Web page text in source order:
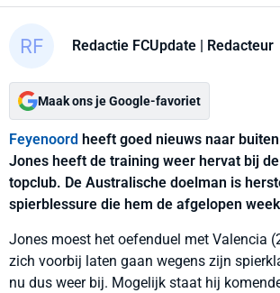
Redactie FCUpdate | Redacteur
Maak ons je Google-favoriet
Feyenoord heeft goed nieuws naar
Jones heeft de training weer hervat bij
topclub. De Australische doelman is
spierblessure die hem de afgelopen
Jones moest het oefenduel met Valencia
zich voorbij laten gaan wegens zijn
nu dus weer bij. Mogelijk staat hij